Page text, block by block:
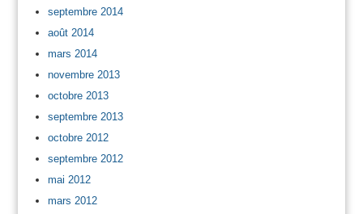
septembre 2014
août 2014
mars 2014
novembre 2013
octobre 2013
septembre 2013
octobre 2012
septembre 2012
mai 2012
mars 2012